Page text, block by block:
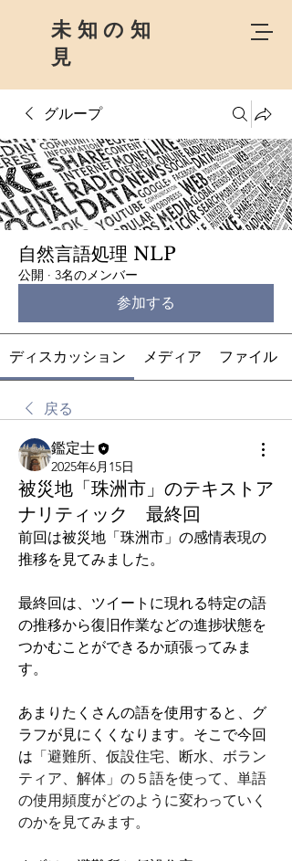
未知の知
見
グループ
自然言語処理 NLP
公開 · 3名のメンバー
参加する
ディスカッション メディア ファイル
戻る
鑑定士
2025年6月15日
被災地「珠洲市」のテキストア
ナリティック 最終回
前回は被災地「珠洲市」の感情表現の
推移を見てみました。
最終回は、ツイートに現れる特定の語
の推移から復旧作業などの進捗状態を
つかむことができるか頑張ってみま
す。
あまりたくさんの語を使用すると、グ
ラフが見にくくなります。そこで今回
は 「避難所、仮設住宅、断水、ボラン
ティア、解体」の５語を使って、単語
の使用頻度がどのように変わっていく
のかを見てみます。